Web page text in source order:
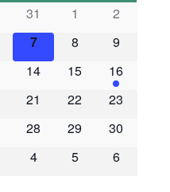
31 1
2
7 8
9
14 15
16
21 22
23
28 29
30
4 5 6